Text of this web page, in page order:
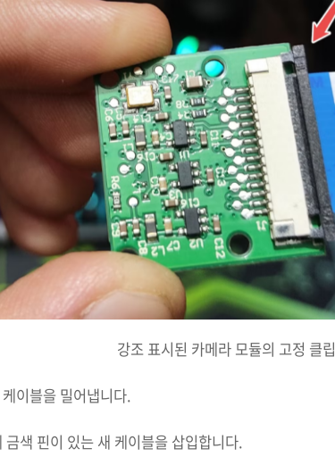
강조 표시된 카메라 모듈의 고정 클립
이블을 밀어냅니다.
색 핀이 있는 새 케이블을 삽입합니다.